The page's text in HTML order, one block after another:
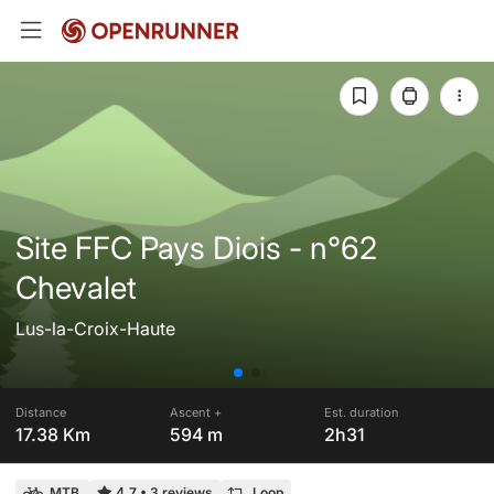
Site FFC Pays Diois - n°62
Chevalet
Lus-la-Croix-Haute
Distance
17.38 Km
Ascent +
594 m
Est. duration
2h31